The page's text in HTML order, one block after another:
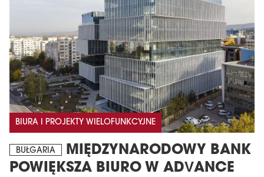
BIURA I PROJEKTY WIELOFUNKCYJNE
BUŁGARIA
MIĘDZYNARODOWY BANK
POWIĘKSZA BIURO W ADVANCE